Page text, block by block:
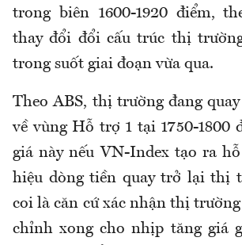
trong biên 1600-1920 điểm,
thay đổi đổi cấu trúc thị
trong suốt giai đoạn vừa qua.
Theo ABS, thị trường đang
về vùng Hỗ trợ 1 tại 1750-1800
giá này nếu VN-Index tạo ra
hiệu dòng tiền quay trở lại thị
coi là căn cứ xác nhận thị
chỉnh xong cho nhịp tăng giá